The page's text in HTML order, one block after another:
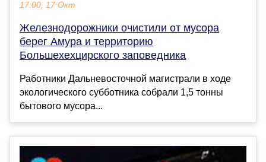
17:00, 17 Окт
Железнодорожники очистили от мусора
берег Амура и территорию
Большехехцирского заповедника
Работники Дальневосточной магистрали в ходе
экологического субботника собрали 1,5 тонны
бытового мусора...